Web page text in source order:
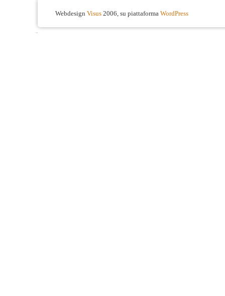
Webdesign Visus 2006, su piattaforma WordPress